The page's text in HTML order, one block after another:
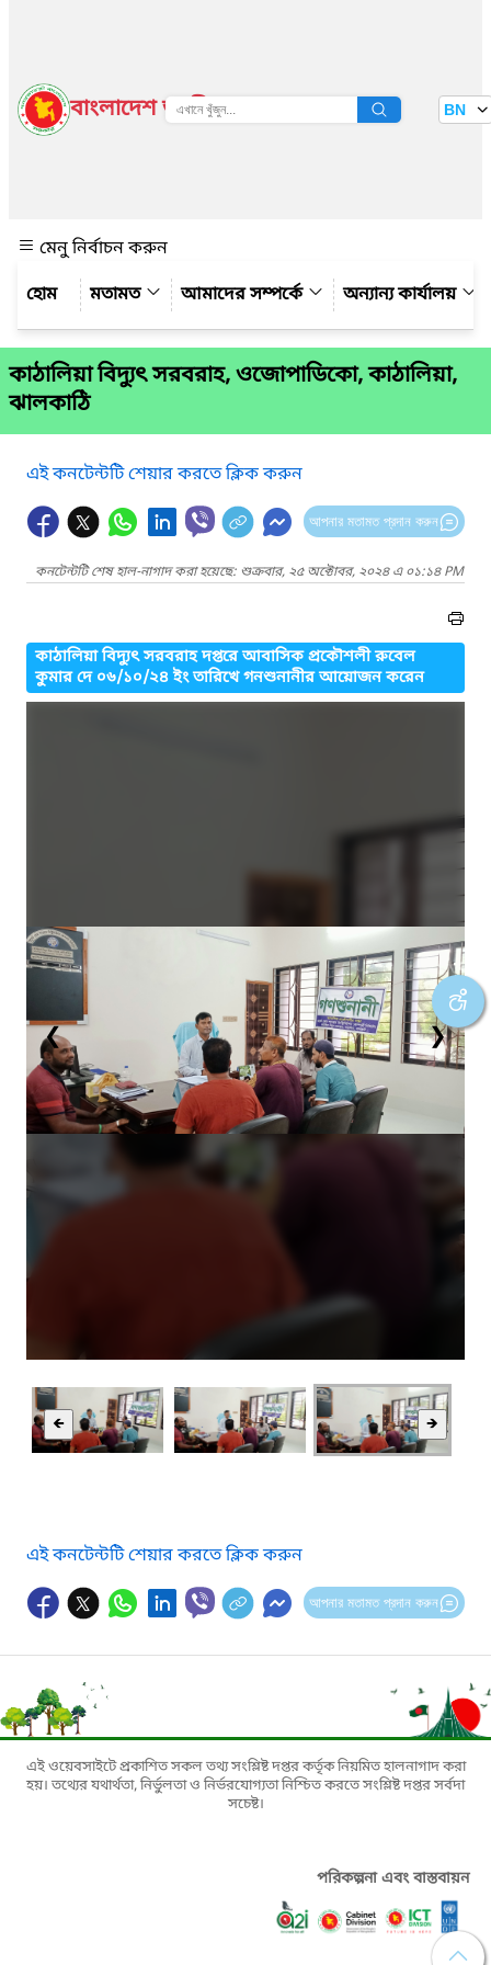
বাংলাদেশ জাতীয় তথ্য বাতায়ন BN
মেনু নির্বাচন করুন
মতামত
আমাদের সম্পর্কে অন্যান্য কার্যালয়
কাঠালিয়া বিদ্যুৎ সরবরাহ, ওজোপাডিকো, কাঠালিয়া,
ঝালকাঠি
এই কনটেন্টটি শেয়ার করতে ক্লিক করুন
আপনার মতামত প্রদান করুন
কনটেন্টটি শেষ হাল-নাগাদ করা হয়েছে: শুক্রবার, ২৫ অক্টোবর, ২০২৪ এ ০১:১৪ PM
কাঠালিয়া বিদ্যুৎ সরবরাহ দপ্তরে আবাসিক প্রকৌশলী রুবেল
কুমার দে ০৬/১০/২৪ ইং তারিখে গনশুনানীর আয়োজন করেন
❮ ❯
🡸 🡺
এই কনটেন্টটি শেয়ার করতে ক্লিক করুন
আপনার মতামত প্রদান করুন
এই ওয়েবসাইটে প্রকাশিত সকল তথ্য সংশ্লিষ্ট দপ্তর কর্তৃক নিয়মিত হালনাগাদ করা
হয়। তথ্যের যথার্থতা, নির্ভুলতা ও নির্ভরযোগ্যতা নিশ্চিত করতে সংশ্লিষ্ট দপ্তর সর্বদা
সচেষ্ট।
পরিকল্পনা এবং বাস্তবায়ন